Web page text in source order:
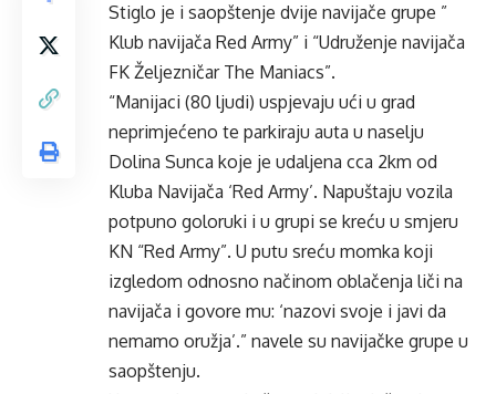
Stiglo je i saopštenje dvije navijače grupe ”
Klub navijača Red Army” i “Udruženje navijača
FK Željezničar The Maniacs”.
“Manijaci (80 ljudi) uspjevaju ući u grad
neprimjećeno te parkiraju auta u naselju
Dolina Sunca koje je udaljena cca 2km od
Kluba Navijača ‘Red Army’. Napuštaju vozila
potpuno goloruki i u grupi se kreću u smjeru
KN “Red Army”. U putu sreću momka koji
izgledom odnosno načinom oblačenja liči na
navijača i govore mu: ‘nazovi svoje i javi da
nemamo oružja’.” navele su navijačke grupe u
saopštenju.